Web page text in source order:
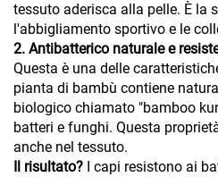
tessuto aderisca alla pelle. È la
l'abbigliamento sportivo e le
2. Antibatterico naturale e
Questa è una delle
pianta di bambù contiene
biologico chiamato "bamboo
batteri e funghi. Questa
anche nel tessuto.
Il risultato?
I capi resistono ai